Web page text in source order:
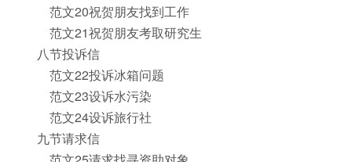
范文20祝贺朋友找到工作
范文21祝贺朋友考取研究生
八节投诉信
范文22投诉冰箱问题
范文23设诉水污染
范文24设诉旅行社
九节请求信